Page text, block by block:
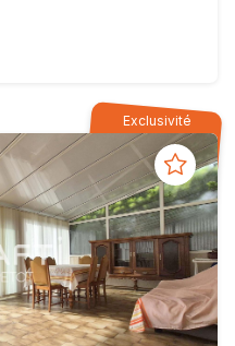
Exclusivité